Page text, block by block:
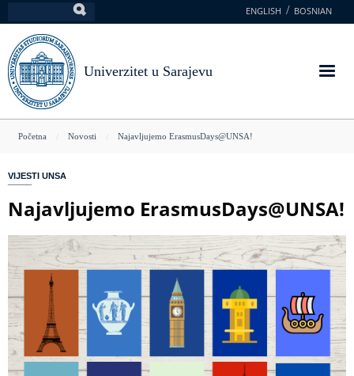
na
glavni
sadržaj
ENGLISH BOSNIAN
Univerzitet u Sarajevu
You
here
Početna Novosti Najavljujemo ErasmusDays@UNSA!
VIJESTI UNSA
Najavljujemo ErasmusDays@UNSA!